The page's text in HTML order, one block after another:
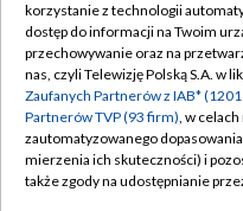
Abonament TVP
Emisja w TVP
Centrum informacji TVP
Naziemna Telewizja
korzystanie z technologii
dostęp do informacji na Twoim
przechowywanie oraz na
nas, czyli Telewizję Polską S.A. w
Zaufanych Partnerów z IAB*
Partnerów TVP (93 firm), w
zautomatyzowanego
mierzenia ich skuteczności) i
także zgody na udostępnianie